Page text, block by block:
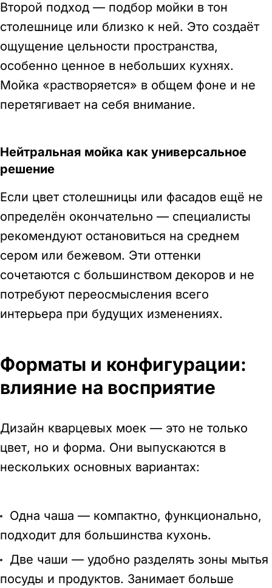
Второй подход — подбор мойки в тон
столешнице или близко к ней. Это создаёт
ощущение цельности пространства,
особенно ценное в небольших кухнях.
Мойка «растворяется» в общем фоне и не
перетягивает на себя внимание.
Нейтральная мойка как универсальное
решение
Если цвет столешницы или фасадов ещё не
определён окончательно — специалисты
рекомендуют остановиться на среднем
сером или бежевом. Эти оттенки
сочетаются с большинством декоров и не
потребуют переосмысления всего
интерьера при будущих изменениях.
Форматы и конфигурации:
влияние на восприятие
Дизайн кварцевых моек — это не только
цвет, но и форма. Они выпускаются в
нескольких основных вариантах:
Одна чаша — компактно, функционально,
подходит для большинства кухонь.
Две чаши — удобно разделять зоны мытья
посуды и продуктов. Занимает больше